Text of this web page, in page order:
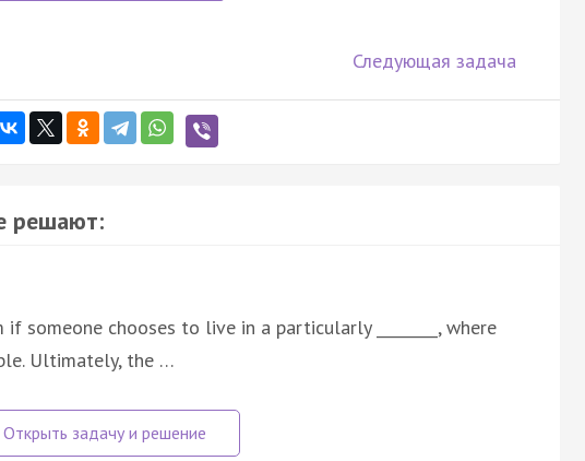
Следующая задача
решают:
someone chooses to live in a particularly ________, where
Ultimately, the …